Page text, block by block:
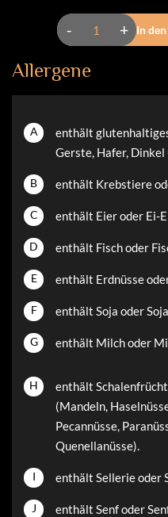
- + In
Allergene
A
enthält
Gerste, Hafer, Dinkel
B enthält Krebstiere
C enthält Eier oder Ei-
D enthält Fisch oder
E enthält Erdnüsse
F enthält Soja oder
G enthält Milch oder
H
enthält
(Mandeln,
Pecannüsse,
Quenellanüsse).
I enthält Sellerie oder
J enthält Senf oder